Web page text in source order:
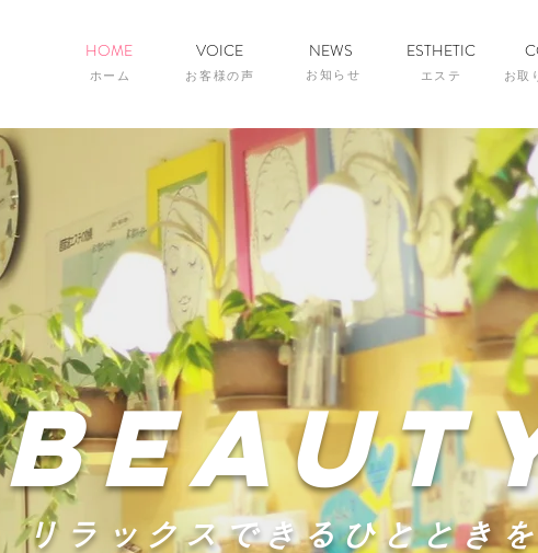
HOME VOICE NEWS ESTHETIC
ホーム お客様の声 お知らせ エステ お取
リラックスできるひととき